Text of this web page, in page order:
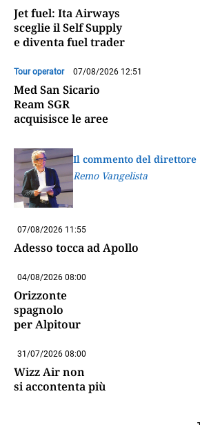
Jet fuel: Ita Airways
sceglie il Self Supply
e diventa fuel trader
Tour operator 07/08/2026 12:51
Med San Sicario
Ream SGR
acquisisce le aree
Il commento del direttore
Remo Vangelista
07/08/2026 11:55
Adesso tocca ad Apollo
04/08/2026 08:00
Orizzonte
spagnolo
per Alpitour
31/07/2026 08:00
Wizz Air non
si accontenta più